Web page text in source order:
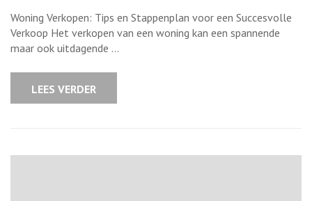
voor
een
Succesvolle
Woning Verkopen: Tips en Stappenplan voor een Succesvolle
Verkoop Het verkopen van een woning kan een spannende
maar ook uitdagende …
LEES VERDER